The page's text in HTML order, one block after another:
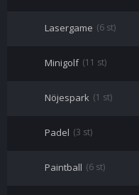
Lasergame (6 st)
Minigolf (11 st)
Nöjespark (1 st)
Padel (3 st)
Paintball (6 st)